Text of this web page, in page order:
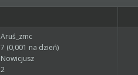
Aruś_zmc
7 (0,001 na dzień)
Nowicjusz
2